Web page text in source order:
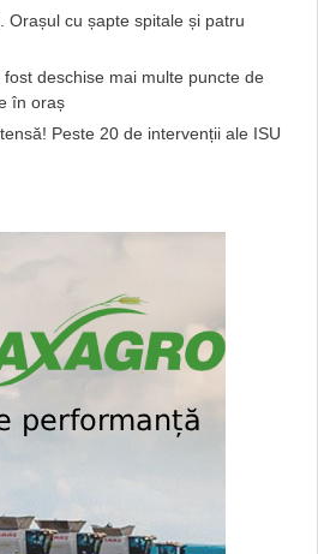
Orașul cu șapte spitale și patru
deschise mai multe puncte de
în oraș
Peste 20 de intervenții ale ISU